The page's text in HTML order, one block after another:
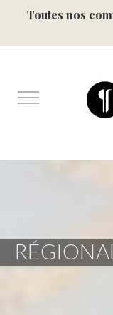
Toutes nos